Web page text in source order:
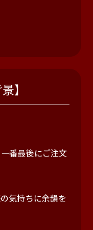
】
番最後にご注文
気持ちに余韻を